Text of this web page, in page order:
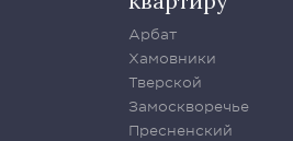
Арбат
Хамовники
Тверской
Замоскворечье
Пресненский